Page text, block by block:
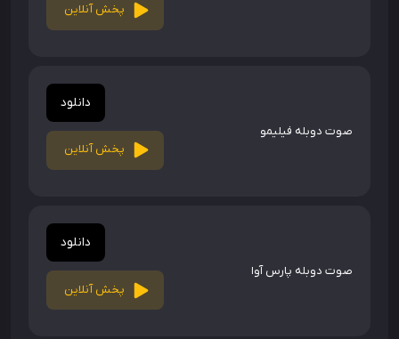
پخش آنلاین
صوت دوبله فیلیمو
دانلود
پخش آنلاین
صوت دوبله پارس آوا
دانلود
پخش آنلاین